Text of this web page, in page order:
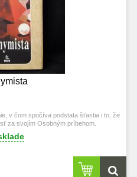
v čom spočíva podstata šťastia i to, že
za svojím Osobným príbehom.